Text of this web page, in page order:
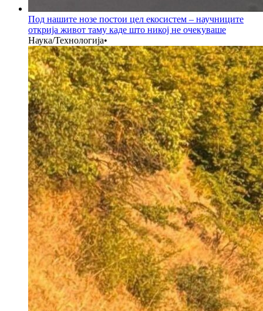
Под нашите нозе постои цел екосистем – научниците
открија живот таму каде што никој не очекуваше
Наука/Технологија•